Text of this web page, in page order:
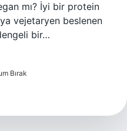
mı? İyi bir protein
vejetaryen beslenen
bir…
Bırak